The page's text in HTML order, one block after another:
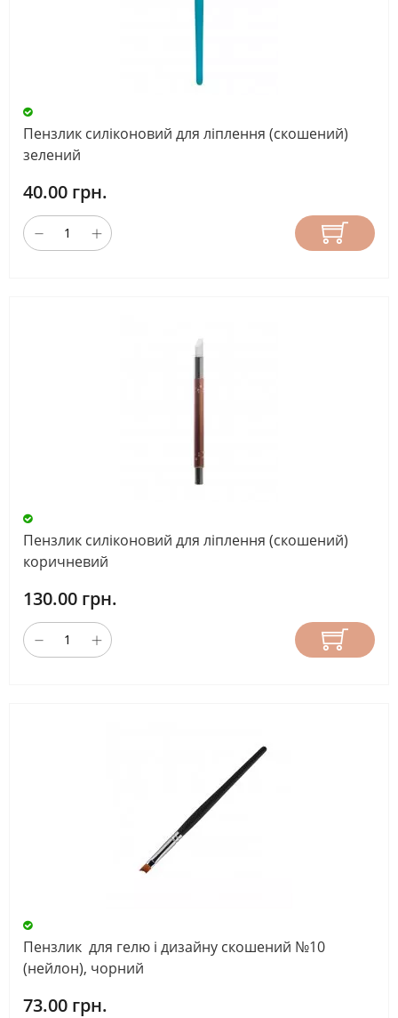
Пензлик силіконовий для ліплення (скошений)
зелений
40.00 грн.
Пензлик силіконовий для ліплення (скошений)
коричневий
130.00 грн.
Пензлик для гелю і дизайну скошений №10
(нейлон), чорний
73.00 грн.